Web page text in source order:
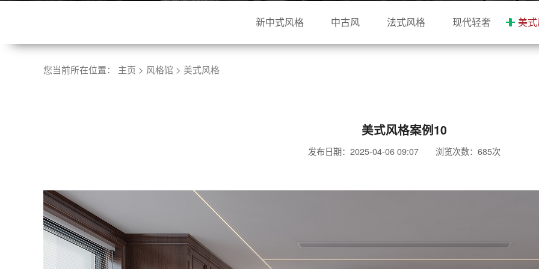
新中式风格 中古风 法式风格 现代轻奢 美
您当前所在位置： 主页 > 风格馆 > 美式风格
美式风格案例10
发布日期：2025-04-06 09:07 浏览次数： 685次